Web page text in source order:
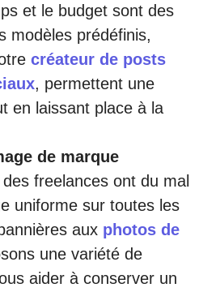
et le budget sont des
modèles prédéfinis,
créateur de posts
, permettent une
en laissant place à la
de marque
freelances ont du mal
uniforme sur toutes les
aux photos de
une variété de
aider à conserver un